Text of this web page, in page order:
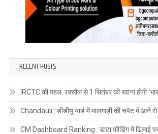
RECENT POSTS
IRCTC की पहल: रक्सौल से 1 सितंबर को रवाना होगी
Chandauli : डीडीयू यार्ड में मालगाड़ी की चपेट में आने से
CM Dashboard Ranking : डाटा फीडिंग में ढिलाई